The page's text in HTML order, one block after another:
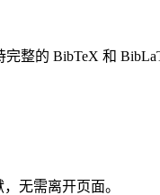
整的 BibTeX 和
无需离开页面。